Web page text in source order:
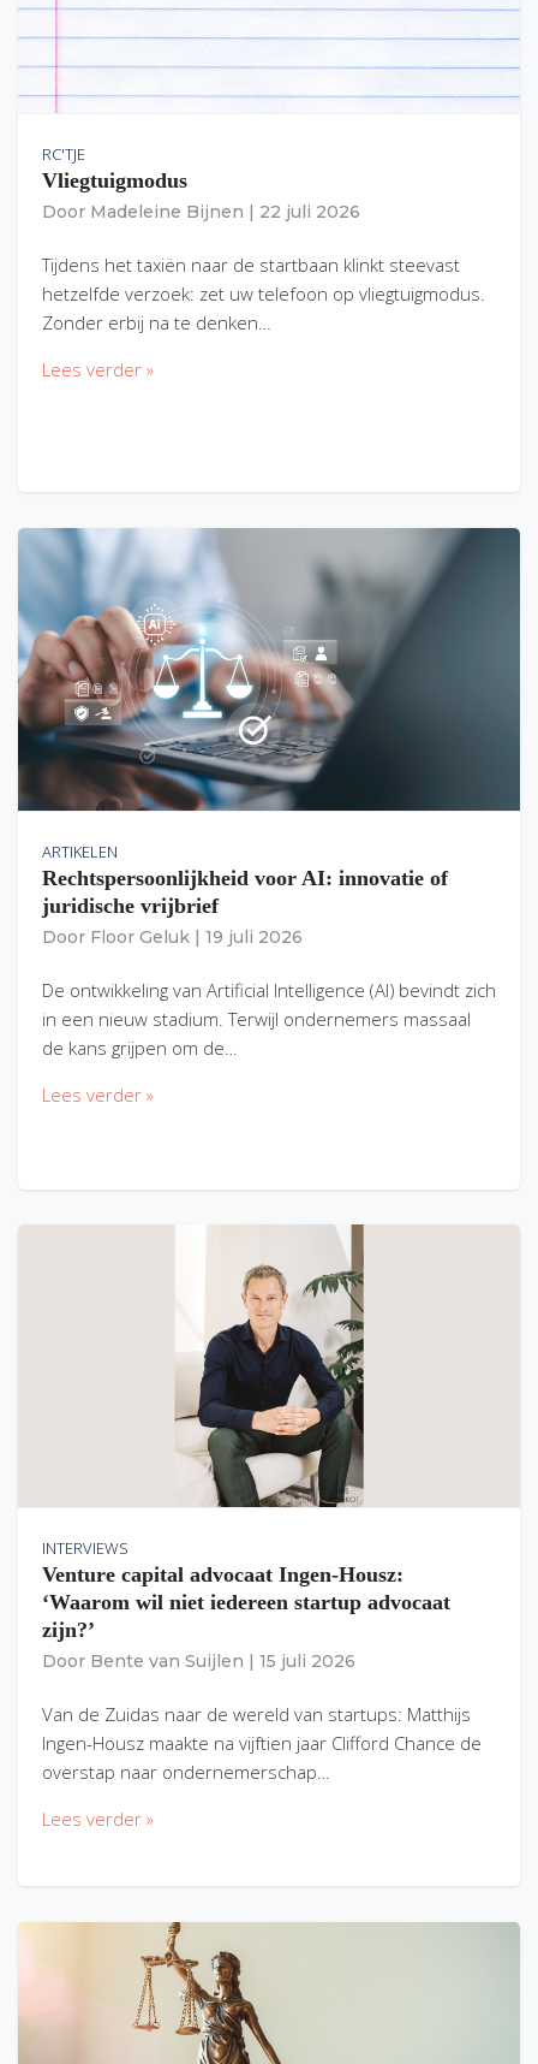
RC'TJE
Vliegtuigmodus
Door Madeleine Bijnen 22 juli 2026
Tijdens het taxiën naar de startbaan klinkt steevast
hetzelfde verzoek: zet uw telefoon op vliegtuigmodus.
Zonder erbij na te denken…
Lees verder »
ARTIKELEN
Rechtspersoonlijkheid voor AI: innovatie of
juridische vrijbrief
Door Floor Geluk 19 juli 2026
De ontwikkeling van Artificial Intelligence (AI) bevindt zich
in een nieuw stadium. Terwijl ondernemers massaal
de kans grijpen om de…
Lees verder »
INTERVIEWS
Venture capital advocaat Ingen-Housz:
‘Waarom wil niet iedereen startup advocaat
zijn?’
Door Bente van Suijlen 15 juli 2026
Van de Zuidas naar de wereld van startups: Matthijs
Ingen-Housz maakte na vijftien jaar Clifford Chance de
overstap naar ondernemerschap…
Lees verder »